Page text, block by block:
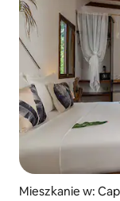
Mieszkanie w: